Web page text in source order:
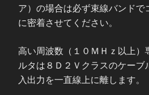
ア）の場合は必ず束線バンドで
に密着させてください。
高い周波数（１０ＭＨｚ以上）
ルタは８Ｄ２Ｖクラスのケー
入出力を一直線上に離します。